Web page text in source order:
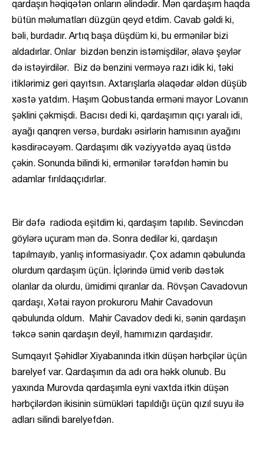
qardaşın həqiqətən onların əlindədir. Mən qardaşım haqda
bütün məlumatları düzgün qeyd etdim. Cavab gəldi ki,
bəli, burdadır. Artıq başa düşdüm ki, bu ermənilər bizi
aldadırlar. Onlar bizdən benzin istəmişdilər, əlavə şeylər
də istəyirdilər. Biz də benzini verməyə razı idik ki, təki
itiklərimiz geri qayıtsın. Axtarışlarla əlaqədar əldən düşüb
xəstə yatdım. Haşım Qobustanda erməni mayor Lovanın
şəklini çəkmişdi. Bacısı dedi ki, qardaşımın qıçı yaralı idi,
ayağı qanqren versə, burdakı əsirlərin hamısının ayağını
kəsdirəcəyəm. Qardaşımı dik vəziyyətdə ayaq üstdə
çəkin. Sonunda bilindi ki, ermənilər tərəfdən həmin bu
adamlar fırıldaqçıdırlar.
Bir dəfə radioda eşitdim ki, qardaşım tapılıb. Sevincdən
göylərə uçuram mən də. Sonra dedilər ki, qardaşın
tapılmayıb, yanlış informasiyadır. Çox adamın qəbulunda
olurdum qardaşım üçün. İçlərində ümid verib dəstək
olanlar da olurdu, ümidimi qıranlar da. Rövşən Cavadovun
qardaşı, Xətai rayon prokuroru Mahir Cavadovun
qəbulunda oldum. Mahir Cavadov dedi ki, sənin qardaşın
təkcə sənin qardaşın deyil, hamımızın qardaşıdır.
Sumqayıt Şəhidlər Xiyabanında itkin düşən hərbçilər üçün
barelyef var. Qardaşımın da adı ora həkk olunub. Bu
yaxında Murovda qardaşımla eyni vaxtda itkin düşən
hərbçilərdən ikisinin sümükləri tapıldığı üçün qızıl suyu ilə
adları silindi barelyefdən.